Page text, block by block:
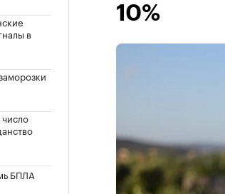
в
число
БПЛА
10%